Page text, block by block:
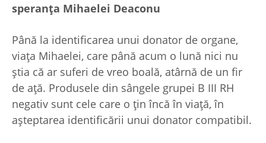
speranța Mihaelei Deaconu
Până la identificarea unui donator de organe,
viața Mihaelei, care până acum o lună nici nu
știa că ar suferi de vreo boală, atârnă de un fir
de ață. Produsele din sângele grupei B III RH
negativ sunt cele care o țin încă în viață, în
așteptarea identificării unui donator compatibil.